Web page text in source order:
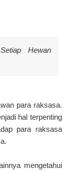
Hewan
para raksasa.
hal terpenting
para raksasa
mengetahui